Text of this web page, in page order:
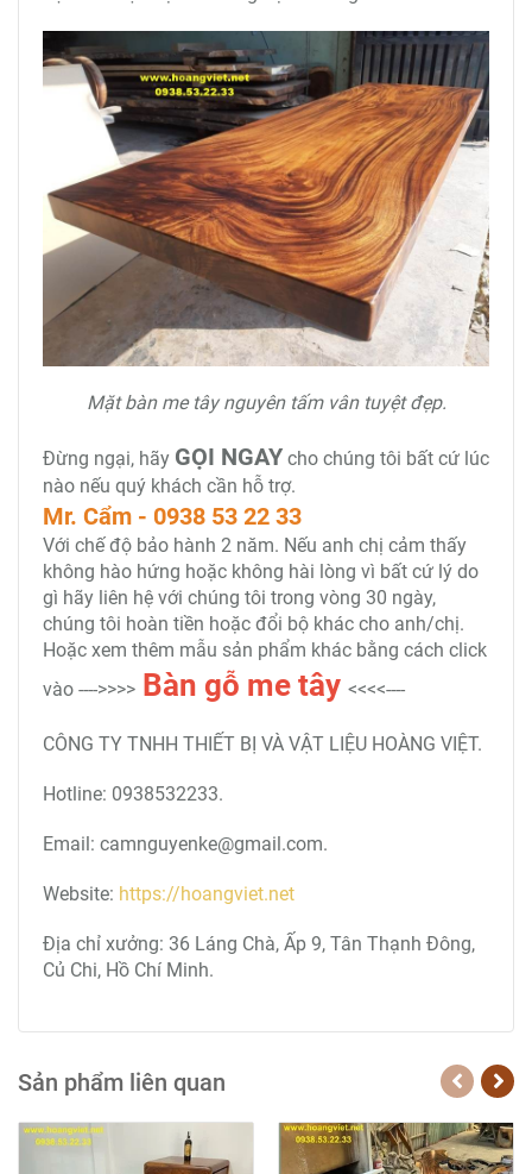
Mặt bàn me tây nguyên tấm vân tuyệt đẹp.
Đừng ngại, hãy GỌI NGAY cho chúng tôi bất cứ lúc
nào nếu quý khách cần hỗ trợ.
Mr. Cẩm - 0938 53 22 33
Với chế độ bảo hành 2 năm. Nếu anh chị cảm thấy
không hào hứng hoặc không hài lòng vì bất cứ lý do
gì hãy liên hệ với chúng tôi trong vòng 30 ngày,
chúng tôi hoàn tiền hoặc đổi bộ khác cho anh/chị.
Hoặc xem thêm mẫu sản phẩm khác bằng cách click
vào ---->>>> Bàn gỗ me tây <<<<----
CÔNG TY TNHH THIẾT BỊ VÀ VẬT LIỆU HOÀNG VIỆT.
Hotline: 0938532233.
Email: camnguyenke@gmail.com.
Website: https://hoangviet.net
Địa chỉ xưởng: 36 Láng Chà, Ấp 9, Tân Thạnh Đông,
Củ Chi, Hồ Chí Minh.
Sản phẩm liên quan